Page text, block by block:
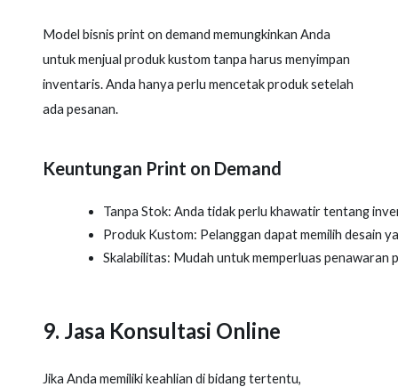
Model bisnis print on demand memungkinkan Anda
untuk menjual produk kustom tanpa harus menyimpan
inventaris. Anda hanya perlu mencetak produk setelah
ada pesanan.
Keuntungan Print on Demand
Tanpa Stok: Anda tidak perlu khawatir tentang
Produk Kustom: Pelanggan dapat memilih desain
Skalabilitas: Mudah untuk memperluas penawaran
9. Jasa Konsultasi Online
Jika Anda memiliki keahlian di bidang tertentu,